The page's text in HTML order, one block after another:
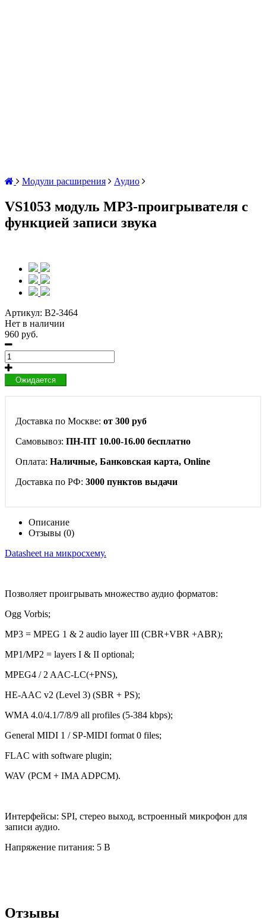
Модули расширения Аудио
VS1053 модуль MP3-проигрывателя с
функцией записи звука
Артикул: B2-3464
Нет в наличии
960 руб.
Ожидается
Доставка по Москве: от 300 руб
Самовывоз: ПН-ПТ 10.00-16.00 бесплатно
Оплата: Наличные, Банковская карта, Online
Доставка по РФ: 3000 пунктов выдачи
Описание
Отзывы (0)
Datasheet на микросхему.
Позволяет проигрывать множество аудио форматов:
Ogg Vorbis;
MP3 = MPEG 1 & 2 audio layer III (CBR+VBR +ABR);
MP1/MP2 = layers I & II optional;
MPEG4 / 2 AAC-LC(+PNS),
HE-AAC v2 (Level 3) (SBR + PS);
WMA 4.0/4.1/7/8/9 all profiles (5-384 kbps);
General MIDI 1 / SP-MIDI format 0 files;
FLAC with software plugin;
WAV (PCM + IMA ADPCM).
Интерфейсы: SPI, стерео выход, встроенный микрофон для
записи аудио.
Напряжение питания: 5 В
Отзывы